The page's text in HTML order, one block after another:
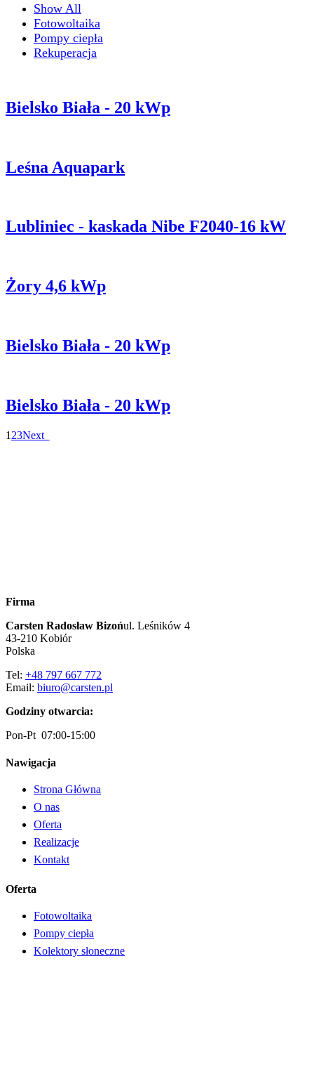
Show All
Fotowoltaika
Pompy ciepła
Rekuperacja
Bielsko Biała - 20 kWp
Leśna Aquapark
Lubliniec - kaskada Nibe F2040-16 kW
Żory 4,6 kWp
Bielsko Biała - 20 kWp
Bielsko Biała - 20 kWp
1 23Next
Firma
Carsten Radosław Bizońul. Leśników 4
43-210 Kobiór
Polska
Tel: +48 797 667 772
Email: biuro@carsten.pl
Godziny otwarcia:
Pon-Pt 07:00-15:00
Nawigacja
Strona Główna
O nas
Oferta
Realizacje
Kontakt
Oferta
Fotowoltaika
Pompy ciepła
Kolektory słoneczne